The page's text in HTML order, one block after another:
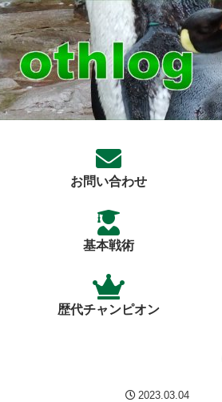
お問い合わせ
基本戦術
歴代チャンピオン
2023.03.04